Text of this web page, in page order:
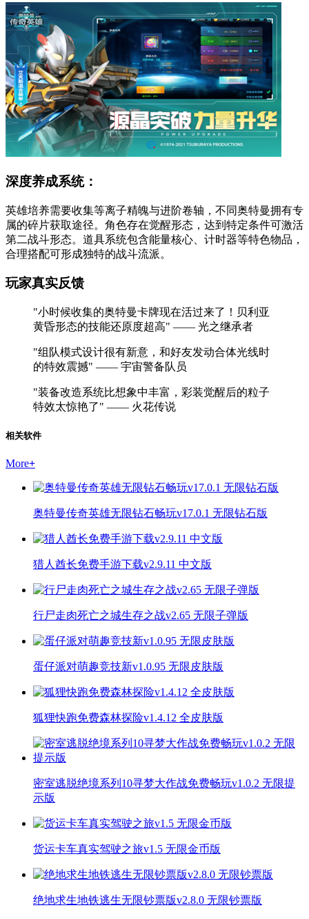
深度养成系统：
英雄培养需要收集等离子精魄与进阶卷轴，不同奥特曼拥有专
属的碎片获取途径。角色存在觉醒形态，达到特定条件可激活
第二战斗形态。道具系统包含能量核心、计时器等特色物品，
合理搭配可形成独特的战斗流派。
玩家真实反馈
"小时候收集的奥特曼卡牌现在活过来了！贝利亚
黄昏形态的技能还原度超高" —— 光之继承者
"组队模式设计很有新意，和好友发动合体光线时
的特效震撼" —— 宇宙警备队员
"装备改造系统比想象中丰富，彩装觉醒后的粒子
特效太惊艳了" —— 火花传说
相关软件
More+
奥特曼传奇英雄无限钻石畅玩v17.0.1 无限钻石版
猎人酋长免费手游下载v2.9.11 中文版
行尸走肉死亡之城生存之战v2.65 无限子弹版
蛋仔派对萌趣竞技新v1.0.95 无限皮肤版
狐狸快跑免费森林探险v1.4.12 全皮肤版
密室逃脱绝境系列10寻梦大作战免费畅玩v1.0.2 无限提
示版
货运卡车真实驾驶之旅v1.5 无限金币版
绝地求生地铁逃生无限钞票版v2.8.0 无限钞票版